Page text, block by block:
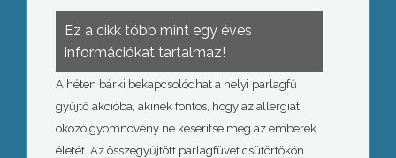
Ez a cikk több mint egy éves
információkat tartalmaz!
A héten bárki bekapcsolódhat a helyi parlagfű
gyűjtő akcióba, akinek fontos, hogy az allergiát
okozó gyomnövény ne keserítse meg az emberek
életét. Az összegyűjtött parlagfüvet csütörtökön